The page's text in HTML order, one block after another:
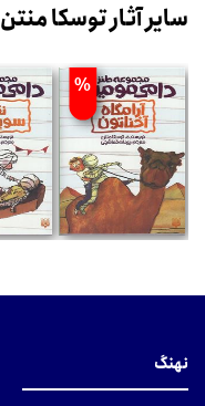
سایر آثار توسکا منتن
%
نهنگ